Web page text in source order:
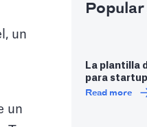
un
un
La plantilla
para
Read more